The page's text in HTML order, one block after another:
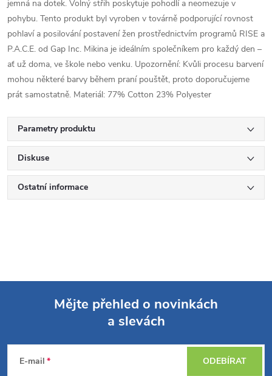
jemná na dotek. Volný střih poskytuje pohodlí a neomezuje v
pohybu. Tento produkt byl vyroben v továrně podporující rovnost
pohlaví a posilování postavení žen prostřednictvím programů RISE a
P.A.C.E. od Gap Inc. Mikina je ideálním společníkem pro každý den –
ať už doma, ve škole nebo venku. Upozornění: Kvůli procesu barvení
mohou některé barvy během praní pouštět, proto doporučujeme
prát samostatně. Materiál: 77% Cotton 23% Polyester
Parametry produktu
Diskuse
Ostatní informace
Mějte přehled o novinkách
a slevách
E-mail ODEBÍRAT